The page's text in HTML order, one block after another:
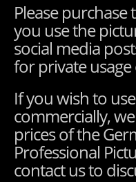
Please
you use the
social media
for private usage
If you wish to
commercially,
prices of the
Professional
contact us to